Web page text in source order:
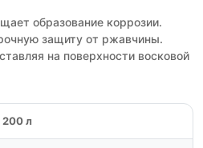
образование коррозии.
защиту от ржавчины.
на поверхности восковой
200 л